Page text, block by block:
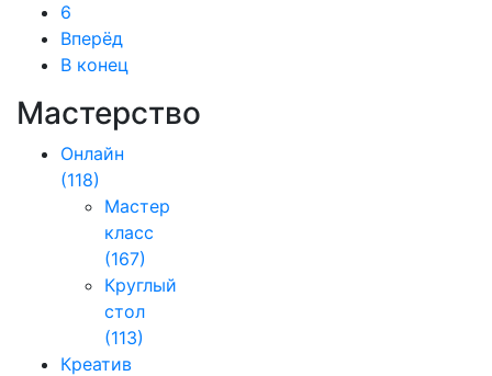
6
Вперёд
В конец
Мастерство
Онлайн
(118)
Мастер
класс
(167)
Круглый
стол
(113)
Креатив